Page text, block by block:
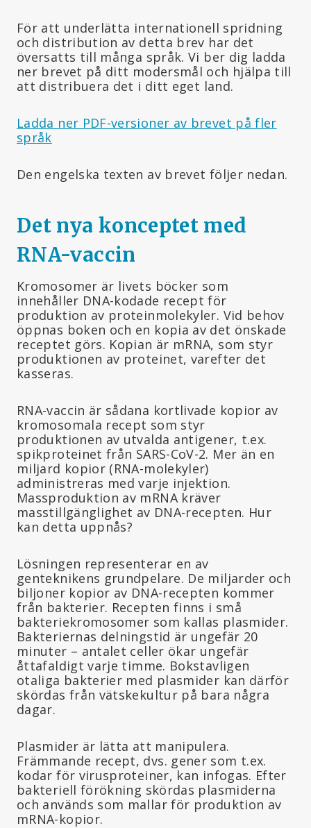
För att underlätta internationell spridning
och distribution av detta brev har det
översatts till många språk. Vi ber dig ladda
ner brevet på ditt modersmål och hjälpa till
att distribuera det i ditt eget land.
Ladda ner PDF-versioner av brevet på fler
språk
Den engelska texten av brevet följer nedan.
Det nya konceptet med
RNA-vaccin
Kromosomer är livets böcker som
innehåller DNA-kodade recept för
produktion av proteinmolekyler. Vid behov
öppnas boken och en kopia av det önskade
receptet görs. Kopian är mRNA, som styr
produktionen av proteinet, varefter det
kasseras.
RNA-vaccin är sådana kortlivade kopior av
kromosomala recept som styr
produktionen av utvalda antigener, t.ex.
spikproteinet från SARS-CoV-2. Mer än en
miljard kopior (RNA-molekyler)
administreras med varje injektion.
Massproduktion av mRNA kräver
masstillgänglighet av DNA-recepten. Hur
kan detta uppnås?
Lösningen representerar en av
genteknikens grundpelare. De miljarder och
biljoner kopior av DNA-recepten kommer
från bakterier. Recepten finns i små
bakteriekromosomer som kallas plasmider.
Bakteriernas delningstid är ungefär 20
minuter – antalet celler ökar ungefär
åttafaldigt varje timme. Bokstavligen
otaliga bakterier med plasmider kan därför
skördas från vätskekultur på bara några
dagar.
Plasmider är lätta att manipulera.
Främmande recept, dvs. gener som t.ex.
kodar för virusproteiner, kan infogas. Efter
bakteriell förökning skördas plasmiderna
och används som mallar för produktion av
mRNA-kopior.